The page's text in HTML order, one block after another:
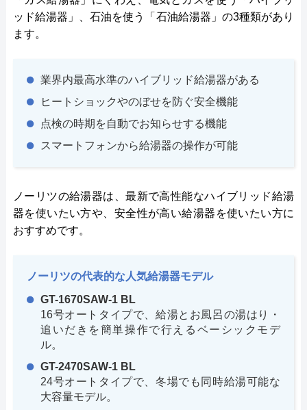
ッド給湯器」、石油を使う「石油給湯器」の3種類があり
ます。
業界内最高水準のハイブリッド給湯器がある
ヒートショックやのぼせを防ぐ安全機能
点検の時期を自動でお知らせする機能
スマートフォンから給湯器の操作が可能
ノーリツの給湯器は、最新で高性能なハイブリッド給湯
器を使いたい方や、安全性が高い給湯器を使いたい方に
おすすめです。
ノーリツの代表的な人気給湯器モデル
GT-1670SAW-1 BL
16号オートタイプで、給湯とお風呂の湯はり・
追いだきを簡単操作で行えるベーシックモデ
ル。
GT-2470SAW-1 BL
24号オートタイプで、冬場でも同時給湯可能な
大容量モデル。